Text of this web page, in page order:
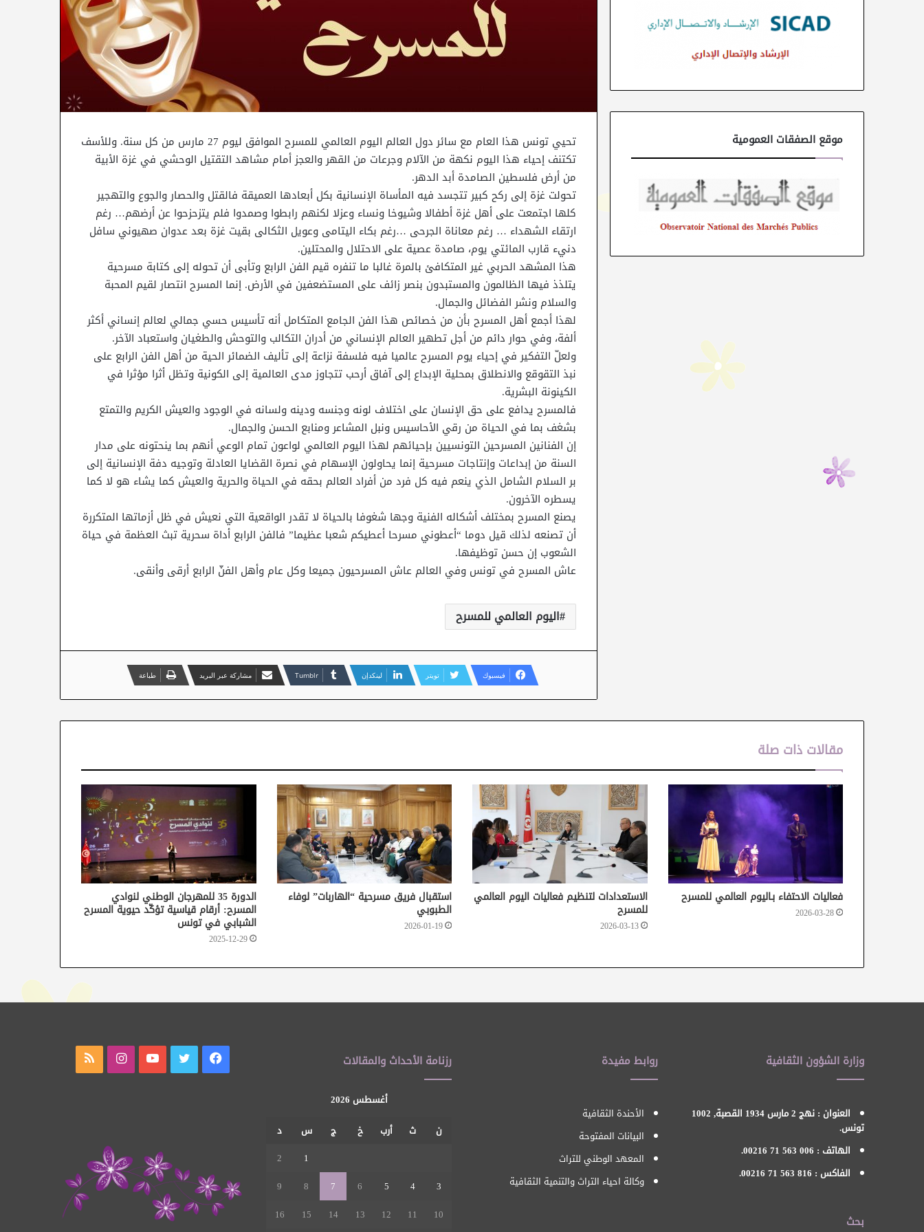
تحيي تونس هذا العام مع سائر دول العالم اليوم العالمي للمسرح الموافق ليوم 27 مارس من كل سنة. وللأسف
تكتنف إحياء هذا اليوم نكهة من الآلام وجرعات من القهر والعجز أمام مشاهد التقتيل الوحشي في غزة الأبية
من أرض فلسطين الصامدة أبد الدهر.
تحولت غزة إلى ركح كبير تتجسد فيه المأساة الإنسانية بكل أبعادها العميقة فالقتل والحصار والجوع والتهجير
كلها اجتمعت على أهل غزة أطفالا وشيوخا ونساء وعزلا لكنهم رابطوا وصمدوا فلم يتزحزحوا عن أرضهم… رغم
ارتقاء الشهداء … رغم معاناة الجرحى …رغم بكاء اليتامى وعويل الثكالى بقيت غزة بعد عدوان صهيوني سافل
دنيء قارب المائتي يوم، صامدة عصية على الاحتلال والمحتلين.
هذا المشهد الحربي غير المتكافئ بالمرة غالبا ما تنفره قيم الفن الرابع وتأبى أن تحوله إلى كتابة مسرحية
يتلذذ فيها الظالمون والمستبدون بنصر زائف على المستضعفين في الأرض. إنما المسرح انتصار لقيم المحبة
والسلام ونشر الفضائل والجمال.
لهذا أجمع أهل المسرح بأن من خصائص هذا الفن الجامع المتكامل أنه تأسيس حسي جمالي لعالم إنساني أكثر
ألفة، وفي حوار دائم من أجل تطهير العالم الإنساني من أدران التكالب والتوحش والطغيان واستعباد الآخر.
ولعلّ التفكير في إحياء يوم المسرح عالميا فيه فلسفة نزاعة إلى تأليف الضمائر الحية من أهل الفن الرابع على
نبذ التقوقع والانطلاق بمحلية الإبداع إلى آفاق أرحب تتجاوز مدى العالمية إلى الكونية وتظل أثرا مؤثرا في
الكينونة البشرية.
فالمسرح يدافع على حق الإنسان على اختلاف لونه وجنسه ودينه ولسانه في الوجود والعيش الكريم والتمتع
بشغف بما في الحياة من رقي الأحاسيس ونبل المشاعر ومنابع الحسن والجمال.
إن الفنانين المسرحين التونسيين بإحيائهم لهذا اليوم العالمي لواعون تمام الوعي أنهم بما ينحتونه على مدار
السنة من إبداعات وإنتاجات مسرحية إنما يحاولون الإسهام في نصرة القضايا العادلة وتوجيه دفة الإنسانية إلى
بر السلام الشامل الذي ينعم فيه كل فرد من أفراد العالم بحقه في الحياة والحرية والعيش كما يشاء هو لا كما
يسطره الآخرون.
يصنع المسرح بمختلف أشكاله الفنية وجها شغوفا بالحياة لا تقدر الواقعية التي نعيش في ظل أزماتها المتكررة
أن تصنعه لذلك قيل دوما “أعطوني مسرحا أعطيكم شعبا عظيما” فالفن الرابع أداة سحرية تبث العظمة في حياة
الشعوب إن حسن توظيفها.
عاش المسرح في تونس وفي العالم عاش المسرحيون جميعا وكل عام وأهل الفنّ الرابع أرقى وأنقى.
اليوم العالمي للمسرح
فيسبوك تويتر لينكدإن مشاركة عبر البريد طباعة
موقع الصفقات العمومية
مقالات ذات صلة
فعاليات الاحتفاء بـاليوم العالمي للمسرح
2026-03-28
الاستعدادات لتنظيم فعاليات اليوم العالمي
للمسرح
2026-03-13
استقبال فريق مسرحية “الهاربات” لوفاء
الطبوبي
2026-01-19
الدورة 35 للمهرجان الوطني لنوادي
المسرح: أرقام قياسية تؤكّد حيوية المسرح
الشبابي في تونس
2025-12-29
وزارة الشؤون الثقافية
العنوان : نهج 2 مارس 1934 القصبة, 1002
تونس.
الهاتف : 006 563 71 00216.
الفاكس : 816 563 71 00216.
بحث
روابط مفيدة
الأحندة الثقافية
البيانات المفتوحة
المعهد الوطني للتراث
وكالة احياء التراث والتنمية الثقافية
رزنامة الأحداث والمقالات
أغسطس 2026
ن
ث أرب خ ج س
د
1
2
3
4
5
6
7
8
9
10
11
12
13
14
15
16
فيسبوك تويتر يوتيوب انستقرام